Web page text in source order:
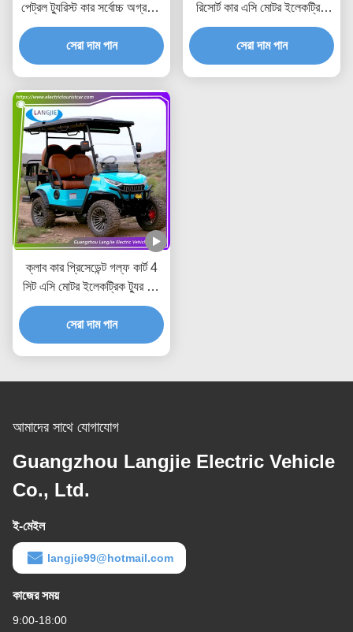
পেট্রল ট্যুরিস্ট কার সর্বোচ্চ অগ্রগতি
গতি ৩০ কিমি/ঘন্টা হোটেলের জন্য
সেরা দাম পান
রিসোর্ট কার এসি মোটর ইলেকট্রিক
গাড়ি হোটেলের জন্য ট্যুর
সেরা দাম পান
ক্লাব কার প্রিসেডেন্ট গল্ফ কার্ট 4
সিট এসি মোটর ইলেকট্রিক ট্যুর বাস
পার্ক জন্য
সেরা দাম পান
আমাদের সাথে যোগাযোগ
Guangzhou Langjie Electric Vehicle
Co., Ltd.
ই-মেইল
langjie99@hotmail.com
কাজের সময়
9:00-18:00